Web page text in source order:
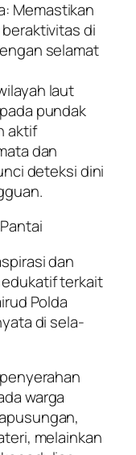
Memastikan
di
selamat
laut
pundak
aktif
dan
deteksi dini
dan
terkait
Polda
di sela-
warga
melainkan